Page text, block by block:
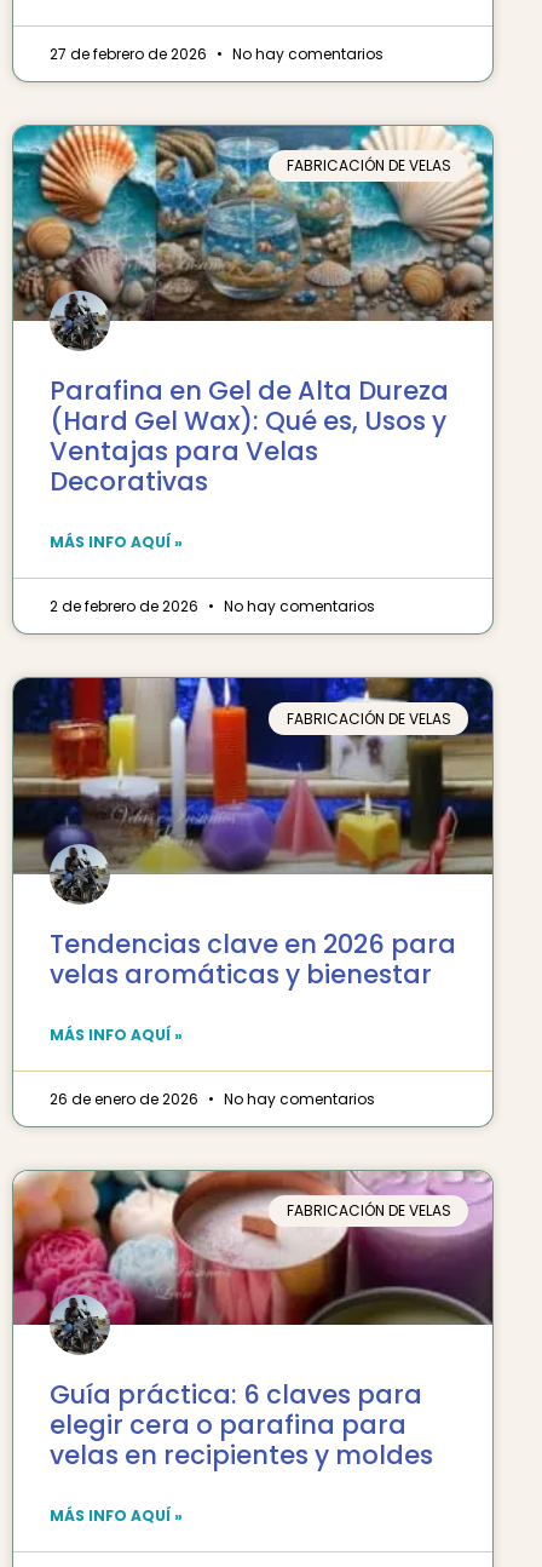
27 de febrero de 2026 No hay comentarios
FABRICACIÓN DE VELAS
Parafina en Gel de Alta Dureza
(Hard Gel Wax): Qué es, Usos y
Ventajas para Velas
Decorativas
MÁS INFO AQUÍ »
2 de febrero de 2026 No hay comentarios
FABRICACIÓN DE VELAS
Tendencias clave en 2026 para
velas aromáticas y bienestar
MÁS INFO AQUÍ »
26 de enero de 2026 No hay comentarios
FABRICACIÓN DE VELAS
Guía práctica: 6 claves para
elegir cera o parafina para
velas en recipientes y moldes
MÁS INFO AQUÍ »